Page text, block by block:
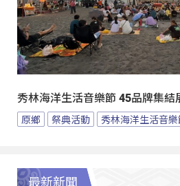
秀林海洋生活音樂節 45品牌集結
原鄉 祭典活動 秀林海洋生活音
最新新聞